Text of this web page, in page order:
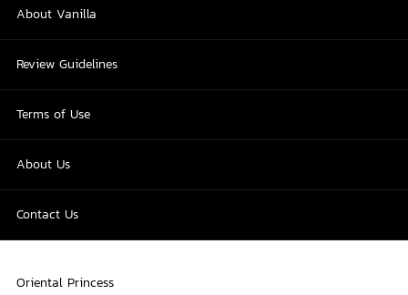
About Vanilla
Review Guidelines
Terms of Use
About Us
Contact Us
Oriental Princess